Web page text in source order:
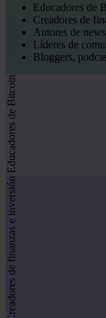
Educadores de
Creadores de
Autores de
Líderes de
Bloggers,
Educadores de Bitcoin
Creadores de finanzas e inversión